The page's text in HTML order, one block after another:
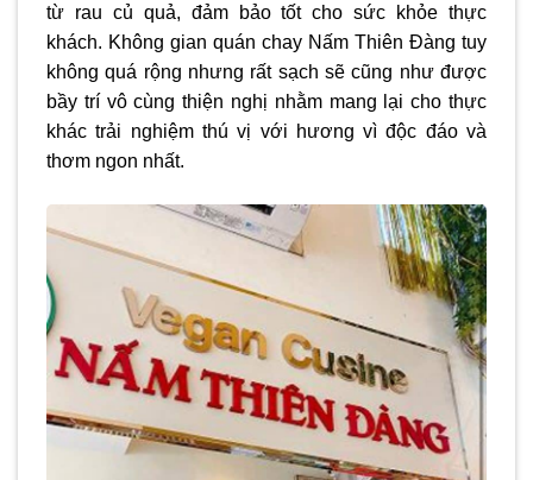
từ rau củ quả, đảm bảo tốt cho sức khỏe thực
khách. Không gian quán chay Nấm Thiên Đàng tuy
không quá rộng nhưng rất sạch sẽ cũng như được
bầy trí vô cùng thiện nghị nhằm mang lại cho thực
khác trải nghiệm thú vị với hương vì độc đáo và
thơm ngon nhất.